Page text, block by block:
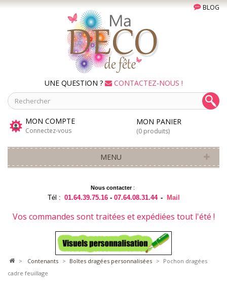
BLOG
UNE QUESTION ? CONTACTEZ-NOUS !
MON COMPTE
Connectez-vous
MON PANIER
(0 produits)
MENU
Nous contacter:
Tél : 01.64.39.75.16 -07.64.08.31.44 - Mail
Vos commandes sont traitées et expédiées tout l'été !
> contenants > boîtes dragées personnalisées > Pochon dragées
cadre feuillage